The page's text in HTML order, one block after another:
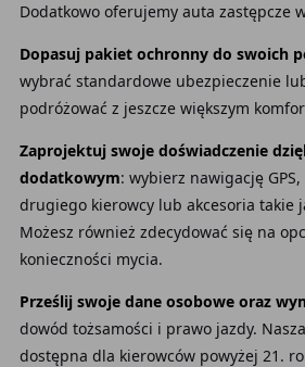
Dodatkowo oferujemy auta zastępcze
Dopasuj pakiet ochronny do swoich
wybrać standardowe ubezpieczenie
podróżować z jeszcze większym
Zaprojektuj swoje doświadczenie
dodatkowym: wybierz nawigację
drugiego kierowcy lub akcesoria takie
Możesz również zdecydować się na
konieczności mycia.
Prześlij swoje dane osobowe oraz
dowód tożsamości i prawo jazdy.
dostępna dla kierowców powyżej 21.